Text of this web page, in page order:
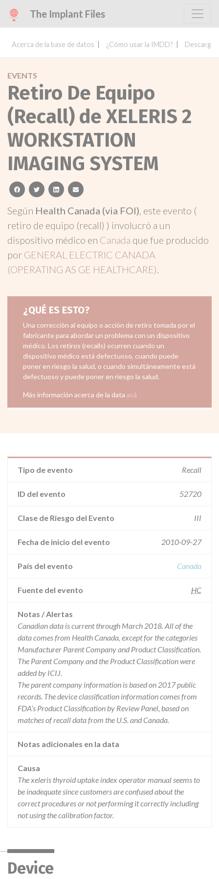
The Implant Files
Acerca de la base de datos ¿Cómo usar la IMDD? Descargar
EVENTS
Retiro De Equipo
(Recall) de XELERIS 2
WORKSTATION
IMAGING SYSTEM
facebooktwitterlinkedinemail
Según Health Canada (via FOI), este evento (
retiro de equipo (recall) ) involucró a un
dispositivo médico en Canada que fue producido
por GENERAL ELECTRIC CANADA
(OPERATING AS GE HEALTHCARE).
¿QUÉ ES ESTO?
Una corrección al equipo o acción de retiro tomada por el
fabricante para abordar un problema con un dispositivo
médico. Los retiros (recalls) ocurren cuando un
dispositivo médico está defectuoso, cuando puede
poner en riesgo la salud, o cuando simultáneamente está
defectuoso y puede poner en riesgo la salud.
Más información acerca de la data acá
Tipo de evento Recall
ID del evento 52720
Clase de Riesgo del Evento III
Fecha de inicio del evento 2010-09-27
País del evento Canada
Fuente del evento HC
Notas / Alertas
Canadian data is current through March 2018. All of the
data comes from Health Canada, except for the categories
Manufacturer Parent Company and Product Classification.
The Parent Company and the Product Classification were
added by ICIJ.
The parent company information is based on 2017 public
records. The device classification information comes from
FDA’s Product Classification by Review Panel, based on
matches of recall data from the U.S. and Canada.
Notas adicionales en la data
Causa
The xeleris thyroid uptake index operator manual seems to
be inadequate since customers are confused about the
correct procedures or not performing it correctly including
not using the calibration factor.
Device